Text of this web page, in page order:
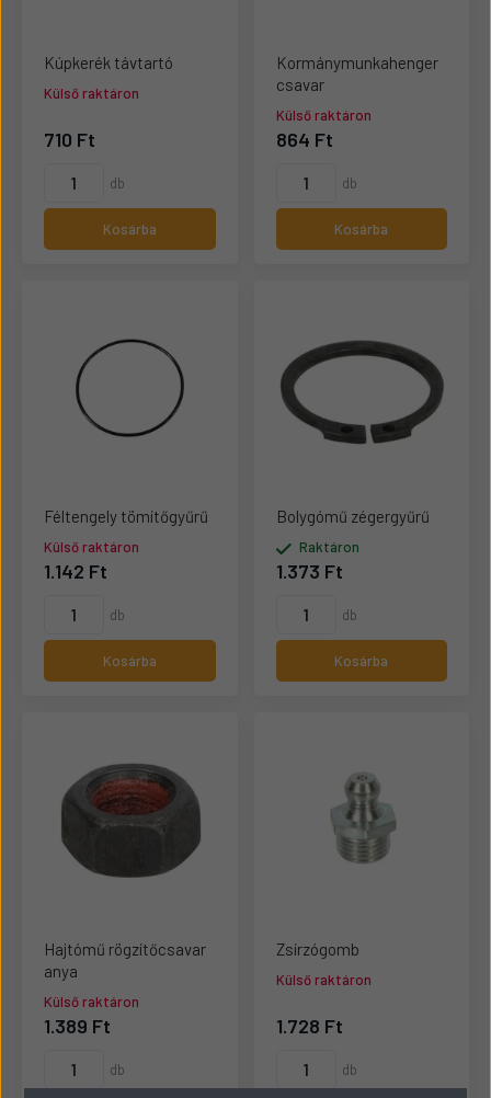
Kúpkerék távtartó
Külső raktáron
710 Ft
db
Kosárba
Kormánymunkahenger
csavar
Külső raktáron
864 Ft
db
Kosárba
Féltengely tömítőgyűrű
Külső raktáron
1.142 Ft
db
Kosárba
Bolygómű zégergyűrű
Raktáron
1.373 Ft
db
Kosárba
Hajtómű rögzítőcsavar
anya
Külső raktáron
1.389 Ft
db
Zsírzógomb
Külső raktáron
1.728 Ft
db